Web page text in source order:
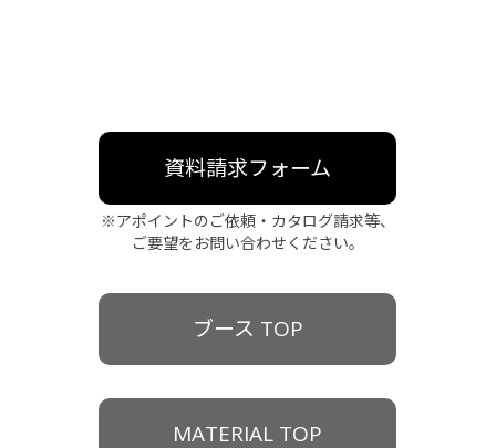
資料請求フォーム
※アポイントのご依頼・カタログ請求等、
ご要望をお問い合わせください。
ブース TOP
MATERIAL TOP